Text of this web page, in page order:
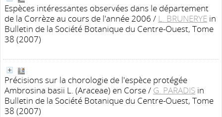
Espèces intéressantes observées dans le département
de la Corrèze au cours de l'année 2006 / L. BRUNERYE in
Bulletin de la Société Botanique du Centre-Ouest, Tome
38 (2007)
Précisions sur la chorologie de l'espèce protégée
Ambrosina basii L. (Araceae) en Corse/ G. PARADIS in
Bulletin de la Société Botanique du Centre-Ouest, Tome
38 (2007)